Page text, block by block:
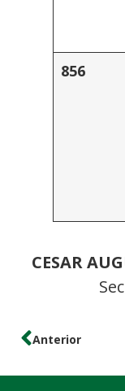
856
CESAR
Anterior